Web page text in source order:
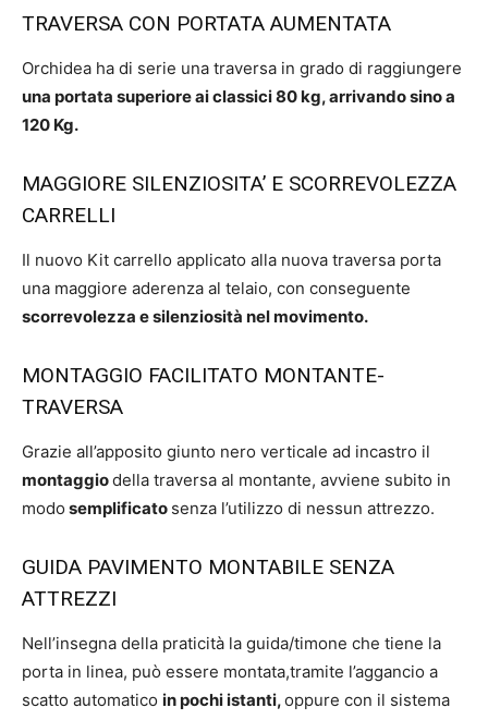
TRAVERSA CON PORTATA AUMENTATA
Orchidea ha di serie una traversa in grado di raggiungere
una portata superiore ai classici 80 kg, arrivando sino a
120 Kg.
MAGGIORE SILENZIOSITA’ E SCORREVOLEZZA
CARRELLI
Il nuovo Kit carrello applicato alla nuova traversa porta
una maggiore aderenza al telaio, con conseguente
scorrevolezza e silenziosità nel movimento.
MONTAGGIO FACILITATO MONTANTE-
TRAVERSA
Grazie all’apposito giunto nero verticale ad incastro il
montaggiodella traversa al montante, avviene subito in
modo semplificato senza l’utilizzo di nessun attrezzo.
GUIDA PAVIMENTO MONTABILE SENZA
ATTREZZI
Nell’insegna della praticità la guida/timone che tiene la
porta in linea, può essere montata,tramite l’aggancio a
scatto automatico in pochi istanti,oppure con il sistema